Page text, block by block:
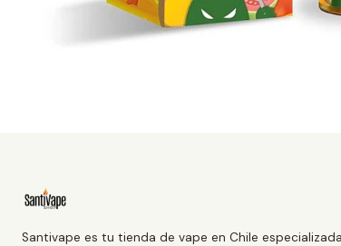
Santivape es tu tienda de vape en Chile